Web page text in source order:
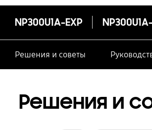
NP300U1A-EXP
Решения и советы
Решения и